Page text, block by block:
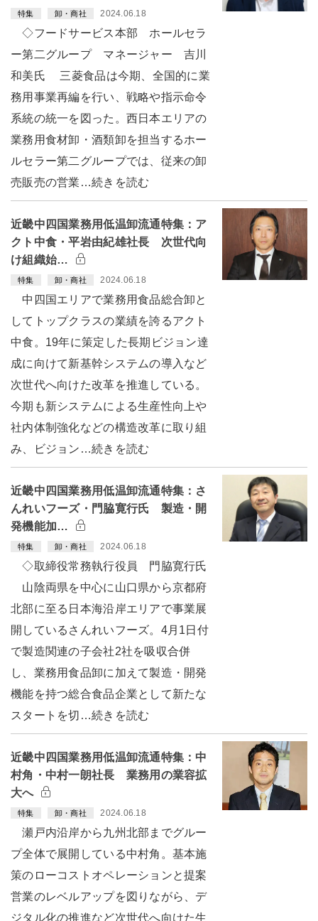
特集 卸・商社 2024.06.18
◇フードサービス本部 ホールセラ
ー第二グループ マネージャー 吉川
和美氏 三菱食品は今期、全国的に業
務用事業再編を行い、戦略や指示命令
系統の統一を図った。西日本エリアの
業務用食材卸・酒類卸を担当するホー
ルセラー第二グループでは、従来の卸
売販売の営業…続きを読む
近畿中四国業務用低温卸流通特集：ア
クト中食・平岩由紀雄社長 次世代向
け組織始…
特集 卸・商社 2024.06.18
中四国エリアで業務用食品総合卸と
してトップクラスの業績を誇るアクト
中食。19年に策定した長期ビジョン達
成に向けて新基幹システムの導入など
次世代へ向けた改革を推進している。
今期も新システムによる生産性向上や
社内体制強化などの構造改革に取り組
み、ビジョン…続きを読む
近畿中四国業務用低温卸流通特集：さ
んれいフーズ・門脇寛行氏 製造・開
発機能加…
特集 卸・商社 2024.06.18
◇取締役常務執行役員 門脇寛行氏
山陰両県を中心に山口県から京都府
北部に至る日本海沿岸エリアで事業展
開しているさんれいフーズ。4月1日付
で製造関連の子会社2社を吸収合併
し、業務用食品卸に加えて製造・開発
機能を持つ総合食品企業として新たな
スタートを切…続きを読む
近畿中四国業務用低温卸流通特集：中
村角・中村一朗社長 業務用の業容拡
大へ
特集 卸・商社 2024.06.18
瀬戸内沿岸から九州北部までグルー
プ全体で展開している中村角。基本施
策のローコストオペレーションと提案
営業のレベルアップを図りながら、デ
ジタル化の推進など次世代へ向けた生